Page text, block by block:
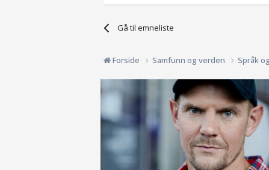
Gå til emneliste
Forside Samfunn og verden Språk